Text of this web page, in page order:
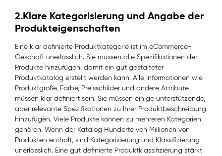
2.Klare Kategorisierung und Angabe der
Produkteigenschaften
Eine klar definierte Produktkategorie ist im eCommerce-
Geschäft unerlässlich. Sie müssen alle Spezifikationen der
Produkte hinzufügen, damit ein gut gestalteter
Produktkatalog erstellt werden kann. Alle Informationen wie
Produktgröße, Farbe, Preisschilder und andere Attribute
müssen klar definiert sein. Sie müssen einige unterstützende,
aber relevante Spezifikationen zu Ihrer Produktbeschreibung
hinzufügen. Viele Produkte können zu mehreren Kategorien
gehören. Wenn der Katalog Hunderte von Millionen von
Produkten enthält, sind Kategorisierung und Klassifizierung
unerlässlich. Eine gut definierte Produktklassifizierung stärkt